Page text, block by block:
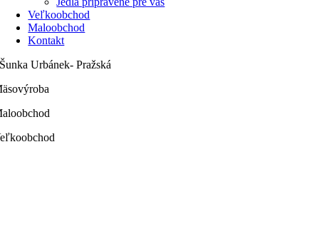
Veľkoobchod
Maloobchod
Kontakt
Šunka Urbánek- Pražská